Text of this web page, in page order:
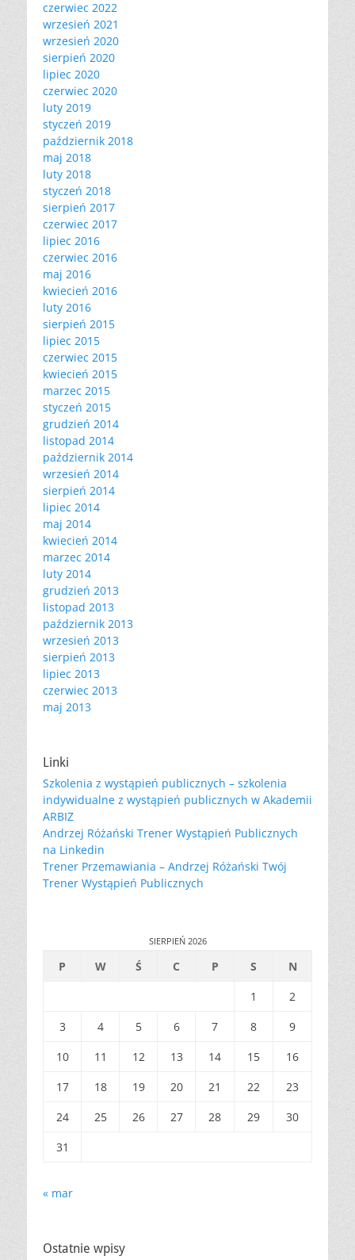
czerwiec 2022
wrzesień 2021
wrzesień 2020
sierpień 2020
lipiec 2020
czerwiec 2020
luty 2019
styczeń 2019
październik 2018
maj 2018
luty 2018
styczeń 2018
sierpień 2017
czerwiec 2017
lipiec 2016
czerwiec 2016
maj 2016
kwiecień 2016
luty 2016
sierpień 2015
lipiec 2015
czerwiec 2015
kwiecień 2015
marzec 2015
styczeń 2015
grudzień 2014
listopad 2014
październik 2014
wrzesień 2014
sierpień 2014
lipiec 2014
maj 2014
kwiecień 2014
marzec 2014
luty 2014
grudzień 2013
listopad 2013
październik 2013
wrzesień 2013
sierpień 2013
lipiec 2013
czerwiec 2013
maj 2013
Linki
Szkolenia z wystąpień publicznych – szkolenia
indywidualne z wystąpień publicznych w Akademii
ARBIZ
Andrzej Różański Trener Wystąpień Publicznych
na Linkedin
Trener Przemawiania – Andrzej Różański Twój
Trener Wystąpień Publicznych
SIERPIEŃ 2026
P W Ś C P S
N
1
2
3
4 5 6 7 8
9
10
11 12 13 14 15
16
17
18 19 20 21 22
23
24
25 26 27 28 29
30
31
« mar
Ostatnie wpisy